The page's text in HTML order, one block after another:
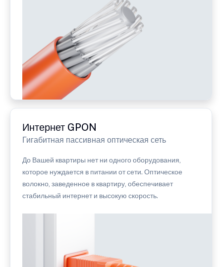
Интернет GPON
Гигабитная пассивная оптическая сеть
До Вашей квартиры нет ни одного оборудования,
которое нуждается в питании от сети. Оптическое
волокно, заведенное в квартиру, обеспечивает
стабильный интернет и высокую скорость.